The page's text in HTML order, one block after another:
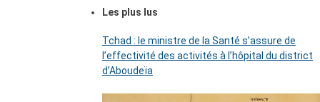
Les plus lus
Tchad : le ministre de la Santé s’assure de
l’effectivité des activités à l’hôpital du district
d’Aboudeïa